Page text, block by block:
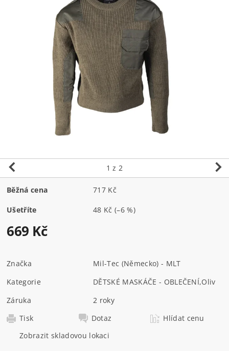
1 z 2
Běžná cena 717 Kč
Ušetříte 48 Kč(–6 %)
669 Kč
Značka
Mil-Tec (Německo) - MLT
Kategorie
DĚTSKÉ MASKÁČE - OBLEČENÍ,Oliv
Záruka
2 roky
Tisk
Dotaz
Hlídat cenu
Zobrazit skladovou lokaci